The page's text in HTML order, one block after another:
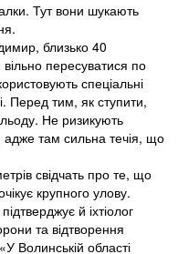
Тут вони шукають
близько 40
пересуватися по
спеціальні
Перед тим, як ступити,
Не ризикують
адже там сильна течія, що
свідчать про те, що
крупного улову.
й іхтіолог
та відтворення
Волинській області